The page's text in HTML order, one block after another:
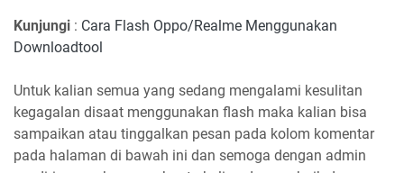
Kunjungi : Cara Flash Oppo/Realme Menggunakan
Downloadtool
Untuk kalian semua yang sedang mengalami kesulitan
kegagalan disaat menggunakan flash maka kalian bisa
sampaikan atau tinggalkan pesan pada kolom komentar
pada halaman di bawah ini dan semoga dengan admin